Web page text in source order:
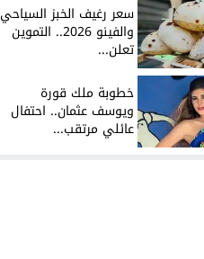
سعر رغيف الخبز السياحي
والفينو 2026.. التموين
تعلن...
خطوبة ملك قورة
ويوسف عثمان.. احتفال
عائلي مرتقب...